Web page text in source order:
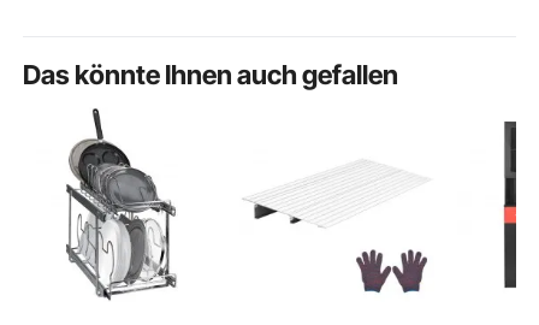
Das könnte Ihnen auch gefallen